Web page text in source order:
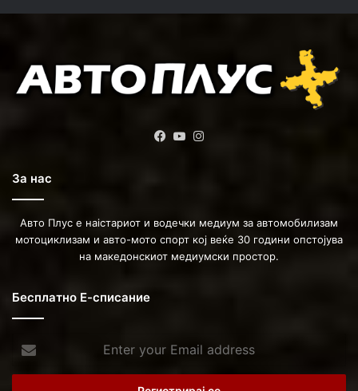
Facebook
YouTube
За нас
Авто Плус е наістариот и водечки медиум за автомобилизам
мотоциклизам и авто-мото спорт кој веќе 30 години опстојува
на македонскиот медиумски простор.
Бесплатно Е-списание
your
Email